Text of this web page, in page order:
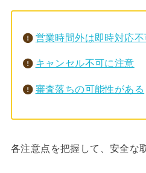
営業時間外は即時対応不
キャンセル不可に注意
審査落ちの可能性がある
各注意点を把握して、安全な